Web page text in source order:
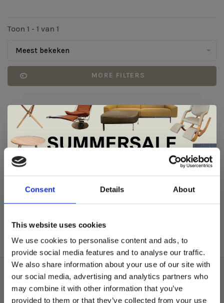
Consent Details About
This website uses cookies
We use cookies to personalise content and ads, to
provide social media features and to analyse our traffic.
We also share information about your use of our site with
our social media, advertising and analytics partners who
may combine it with other information that you’ve
provided to them or that they’ve collected from your use
Toon 1 - 1 van 1
Meest bekeken
MORE FILTERS
Andersen
Over ons
Algemene voorwaarden
De Summer Sale bij Snip Wonen+ is
gestart!
woonaccessoires aan te schaffen met aantrekkelijke kortingen.
In onze showroom vind je een uitgebreide selectie
designmeubelen van gerenommeerde Nederlandse en Europese
merken. Onder andere showroommodellen vanHarvink ,
Gelderland,Swedese,Sculptures JeuxenArtisanzijn nu extra
voordelig verkrijgbaar. Profiteer van unieke aanbiedingen zolang
de voorraad strekt!